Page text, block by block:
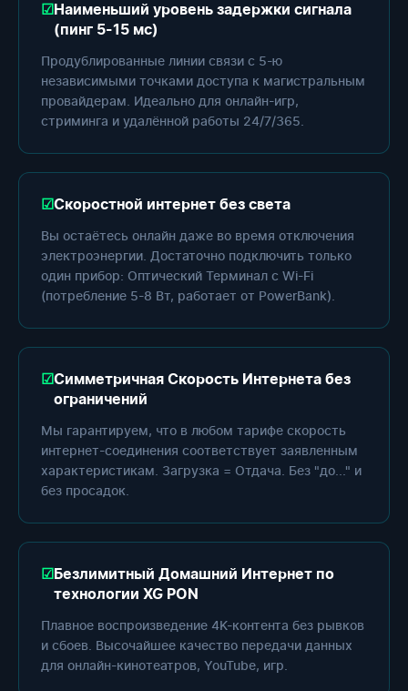
Наименьший уровень задержки сигнала
(пинг 5-15 мс)
Продублированные линии связи с 5-ю
независимыми точками доступа к магистральным
провайдерам. Идеально для онлайн-игр,
стриминга и удалённой работы 24/7/365.
Скоростной интернет без света
Вы остаётесь онлайн даже во время отключения
электроэнергии. Достаточно подключить только
один прибор: Оптический Терминал с Wi-Fi
(потребление 5-8 Вт, работает от PowerBank).
Симметричная Скорость Интернета без
ограничений
Мы гарантируем, что в любом тарифе скорость
интернет-соединения соответствует заявленным
характеристикам. Загрузка = Отдача. Без "до..." и
без просадок.
Безлимитный Домашний Интернет по
технологии XG PON
Плавное воспроизведение 4K-контента без рывков
и сбоев. Высочайшее качество передачи данных
для онлайн-кинотеатров, YouTube, игр.